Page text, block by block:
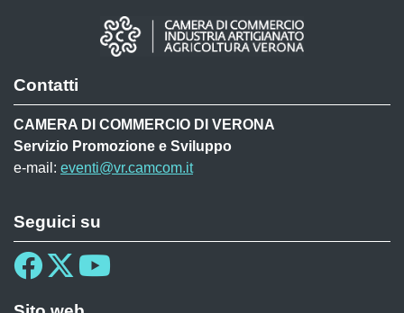
Contatti
CAMERA DI COMMERCIO DI VERONA
Servizio Promozione e Sviluppo
e-mail: eventi@vr.camcom.it
Seguici su